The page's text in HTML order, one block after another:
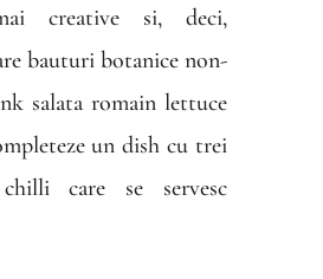
creative si, deci,
bauturi botanice non-
salata romain lettuce
un dish cu trei
care se servesc